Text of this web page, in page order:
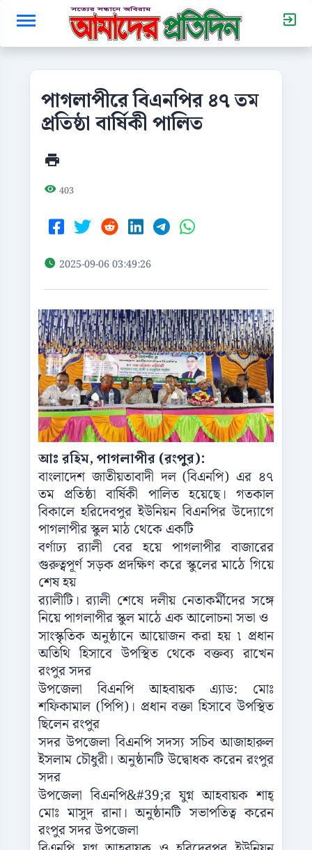
পাগলাপীরে বিএনপির ৪৭ তম
প্রতিষ্ঠা বার্ষিকী পালিত
403
2025-09-06 03:49:26
আঃ রহিম, পাগলাপীর (রংপুর):
বাংলাদেশ জাতীয়তাবাদী দল (বিএনপি) এর ৪৭
তম প্রতিষ্ঠা বার্ষিকী পালিত হয়েছে। গতকাল
বিকালে হরিদেবপুর ইউনিয়ন বিএনপির উদ্যোগে
পাগলাপীর স্কুল মাঠ থেকে একটি
বর্ণাঢ্য র‌্যালী বের হয়ে পাগলাপীর বাজারের
গুরুত্বপূর্ণ সড়ক প্রদক্ষিণ করে স্কুলের মাঠে গিয়ে
শেষ হয়
র‌্যালীটি। র‌্যালী শেষে দলীয় নেতাকর্মীদের সঙ্গে
নিয়ে পাগলাপীর স্কুল মাঠে এক আলোচনা সভা ও
সাংস্কৃতিক অনুষ্ঠানে আয়োজন করা হয় ৷ প্রধান
অতিথি হিসাবে উপস্থিত থেকে বক্তব্য রাখেন
রংপুর সদর
উপজেলা বিএনপি আহবায়ক এ্যাড: মোঃ
শফিকামাল (পিপি)। প্রধান বক্তা হিসাবে উপস্থিত
ছিলেন রংপুর
সদর উপজেলা বিএনপি সদস্য সচিব আজাহারুল
ইসলাম চৌধুরী। অনুষ্ঠানটি উদ্বোধক করেন রংপুর
সদর
উপজেলা বিএনপি&#39;র যুগ্ন আহবায়ক শাহ্
মোঃ মাসুদ রানা। অনুষ্ঠানটি সভাপতিত্ব করেন
রংপুর সদর উপজেলা